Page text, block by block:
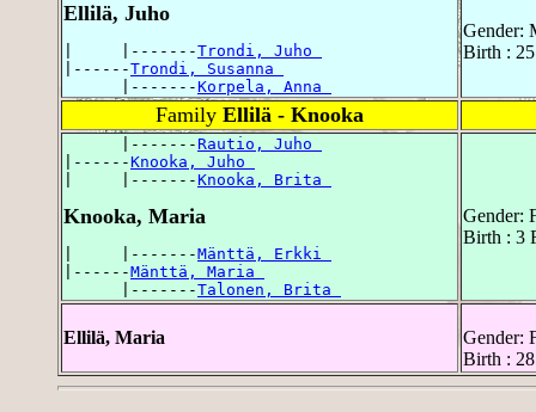
Ellilä, Juho
|     |-------Trondi, Juho
|------Trondi, Susanna
      |-------
Korpela, Anna
Gender:
Birth :
Family Ellilä - Knooka
      |-------
Rautio, Juho
|------Knooka, Juho
|     |-------Knooka, Brita
Knooka, Maria
|     |-------Mänttä, Erkki
|------Mänttä, Maria
      |-------
Talonen, Brita
Gender:
Birth : 3
Ellilä, Maria
Gender:
Birth :